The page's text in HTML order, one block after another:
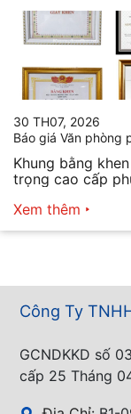
30 TH07, 2026
Báo giá Văn phòng
Khung bằng
trọng cao cấp
Xem thêm
Công Ty
GCNDKKD số
cấp 25 Tháng